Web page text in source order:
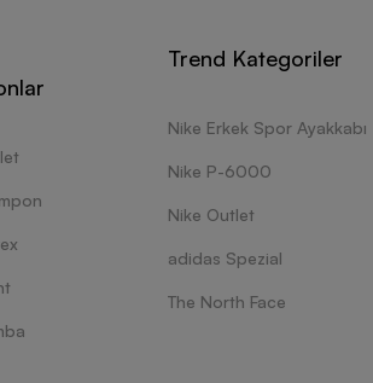
Trend Kategoriler
Nike Erkek Spor Ayakkabı
Nike P-6000
Nike Outlet
adidas Spezial
The North Face